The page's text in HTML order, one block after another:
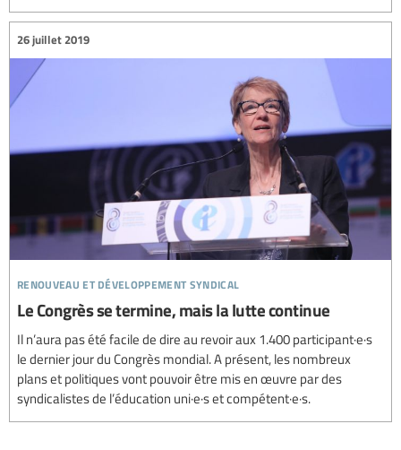
renouveau et développement syndical
26 juillet 2019
Le Congrès se termine, mais la lutte continue
Il n’aura pas été facile de dire au revoir aux 1.400 participant·e·s
le dernier jour du Congrès mondial. A présent, les nombreux
plans et politiques vont pouvoir être mis en œuvre par des
syndicalistes de l’éducation uni·e·s et compétent·e·s.